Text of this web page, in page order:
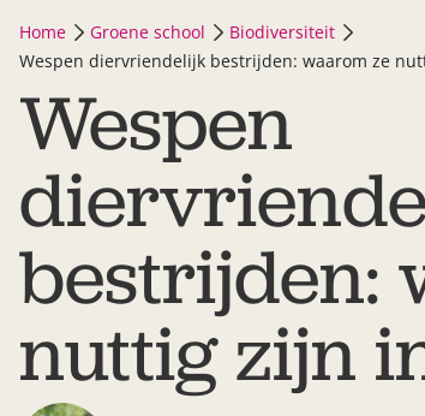
Home Groene school
Biodiversiteit
Wespen diervriendelijk bestrijden: waarom ze
Wespen
bestrijden:
nuttig zijn